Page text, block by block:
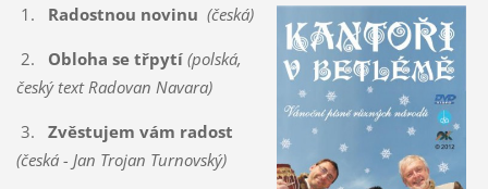
1. Radostnou novinu (česká)
2. Obloha se třpytí (polská,
český text Radovan Navara)
3. Zvěstujem vám radost
(česká - Jan Trojan Turnovský)